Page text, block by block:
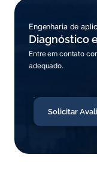
Engenharia de
Diagnóstico
Entre em contato
adequado.
Solicitar